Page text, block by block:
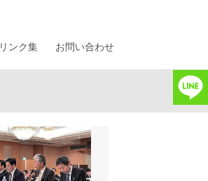
リンク集 お問い合わせ